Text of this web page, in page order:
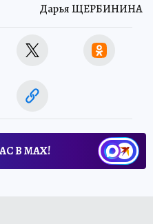
Дарья ЩЕРБИНИНА
В МАХ!